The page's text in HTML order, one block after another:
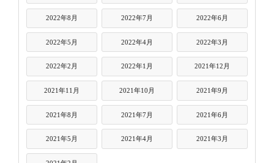
2022年8月 2022年7月 2022年6月
2022年5月 2022年4月 2022年3月
2022年2月 2022年1月 2021年12月
2021年11月 2021年10月 2021年9月
2021年8月 2021年7月 2021年6月
2021年5月 2021年4月 2021年3月